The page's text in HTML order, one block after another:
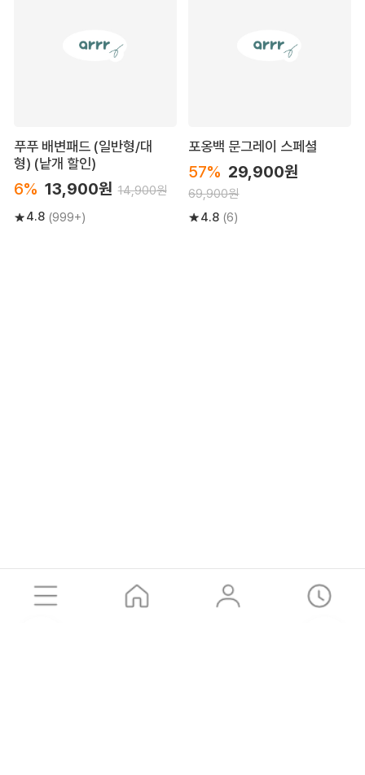
카카오톡 SMS URL 복사
푸푸 배변패드 (일반형/대
형) (낱개 할인)
6% 13,900원 14,900원
4.8 (999+)
포옹백 문그레이 스페셜
57% 29,900원
69,900원
4.8 (6)